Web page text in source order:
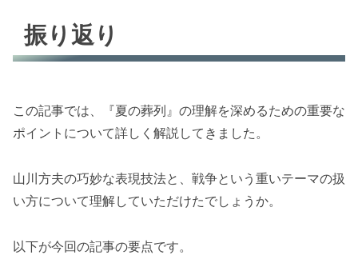
振り返り
この記事では、『夏の葬列』の理解を深めるための重要な
ポイントについて詳しく解説してきました。
山川方夫の巧妙な表現技法と、戦争という重いテーマの扱
い方について理解していただけたでしょうか。
以下が今回の記事の要点です。